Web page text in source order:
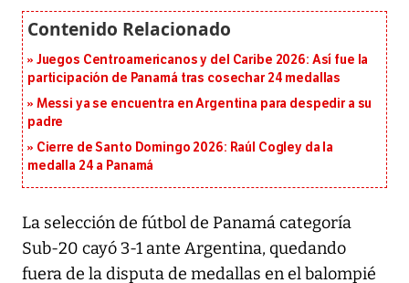
Juegos Centroamericanos y del Caribe 2026: Así fue la
participación de Panamá tras cosechar 24 medallas
Messi ya se encuentra en Argentina para despedir a su
padre
Cierre de Santo Domingo 2026: Raúl Cogley da la
medalla 24 a Panamá
La selección de fútbol de Panamá categoría
Sub-20 cayó 3-1 ante Argentina, quedando
fuera de la disputa de medallas en el balompié